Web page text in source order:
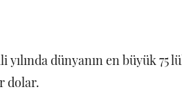
yılında dünyanın en büyük
dolar.